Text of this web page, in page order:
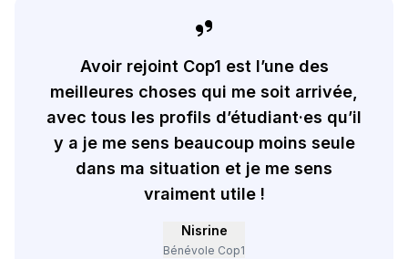
Avoir rejoint Cop1 est l’une des
meilleures choses qui me soit arrivée,
avec tous les profils d’étudiant·es qu’il
y a je me sens beaucoup moins seule
dans ma situation et je me sens
vraiment utile !
Nisrine
Bénévole Cop1